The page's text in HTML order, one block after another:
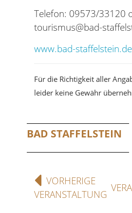
Telefon: 09573/33120
tourismus@bad-
www.bad-staffelstein.de
Für die Richtigkeit aller
leider keine Gewähr
BAD STAFFELSTEIN
VORHERIGE
VERANSTALTUNG